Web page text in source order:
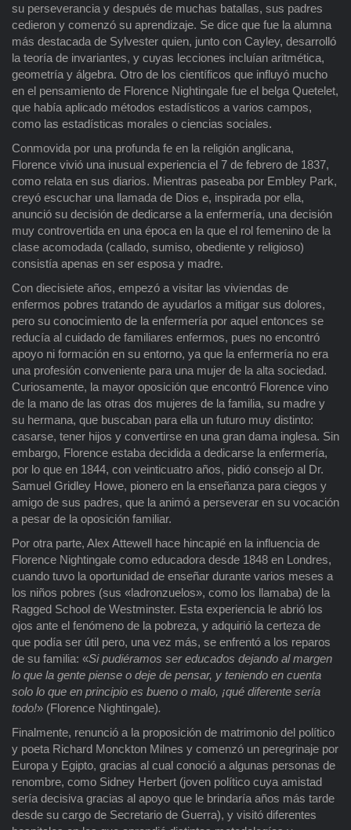
su perseverancia y después de muchas batallas, sus padres
cedieron y comenzó su aprendizaje. Se dice que fue la alumna
más destacada de Sylvester quien, junto con Cayley, desarrolló
la teoría de invariantes, y cuyas lecciones incluían aritmética,
geometría y álgebra. Otro de los científicos que influyó mucho
en el pensamiento de Florence Nightingale fue el belga Quetelet,
que había aplicado métodos estadísticos a varios campos,
como las estadísticas morales o ciencias sociales.
Conmovida por una profunda fe en la religión anglicana,
Florence vivió una inusual experiencia el 7 de febrero de 1837,
como relata en sus diarios. Mientras paseaba por Embley Park,
creyó escuchar una llamada de Dios e, inspirada por ella,
anunció su decisión de dedicarse a la enfermería, una decisión
muy controvertida en una época en la que el rol femenino de la
clase acomodada (callado, sumiso, obediente y religioso)
consistía apenas en ser esposa y madre.
Con diecisiete años, empezó a visitar las viviendas de
enfermos pobres tratando de ayudarlos a mitigar sus dolores,
pero su conocimiento de la enfermería por aquel entonces se
reducía al cuidado de familiares enfermos, pues no encontró
apoyo ni formación en su entorno, ya que la enfermería no era
una profesión conveniente para una mujer de la alta sociedad.
Curiosamente, la mayor oposición que encontró Florence vino
de la mano de las otras dos mujeres de la familia, su madre y
su hermana, que buscaban para ella un futuro muy distinto:
casarse, tener hijos y convertirse en una gran dama inglesa. Sin
embargo, Florence estaba decidida a dedicarse la enfermería,
por lo que en 1844, con veinticuatro años, pidió consejo al Dr.
Samuel Gridley Howe, pionero en la enseñanza para ciegos y
amigo de sus padres, que la animó a perseverar en su vocación
a pesar de la oposición familiar.
Por otra parte, Alex Attewell hace hincapié en la influencia de
Florence Nightingale como educadora desde 1848 en Londres,
cuando tuvo la oportunidad de enseñar durante varios meses a
los niños pobres (sus «ladronzuelos», como los llamaba) de la
Ragged School de Westminster. Esta experiencia le abrió los
ojos ante el fenómeno de la pobreza, y adquirió la certeza de
que podía ser útil pero, una vez más, se enfrentó a los reparos
de su familia: «Si pudiéramos ser educados dejando al margen
lo que la gente piense o deje de pensar, y teniendo en cuenta
solo lo que en principio es bueno o malo, ¡qué diferente sería
todo!» (Florence Nightingale).
Finalmente, renunció a la proposición de matrimonio del político
y poeta Richard Monckton Milnes y comenzó un peregrinaje por
Europa y Egipto, gracias al cual conoció a algunas personas de
renombre, como Sidney Herbert (joven político cuya amistad
sería decisiva gracias al apoyo que le brindaría años más tarde
desde su cargo de Secretario de Guerra), y visitó diferentes